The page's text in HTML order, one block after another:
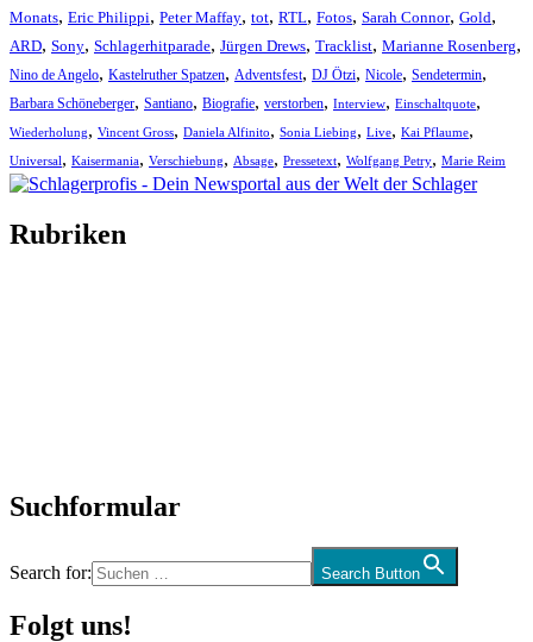
Monats, Eric Philippi, Peter Maffay, tot, RTL, Fotos, Sarah Connor, Gold,
ARD, Sony, Schlagerhitparade, Jürgen Drews, Tracklist, Marianne Rosenberg,
Nino de Angelo, Kastelruther Spatzen, Adventsfest, DJ Ötzi, Nicole, Sendetermin,
Barbara Schöneberger, Santiano, Biografie, verstorben, Interview, Einschaltquote,
Wiederholung, Vincent Gross, Daniela Alfinito, Sonia Liebing, Live, Kai Pflaume,
Universal , Kaisermania, Verschiebung, Absage, Pressetext, Wolfgang Petry, Marie Reim
Rubriken
Suchformular
Search for: Search Button
Folgt uns!